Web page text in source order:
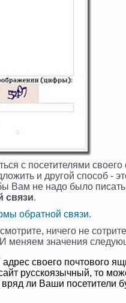
с посетителями
и другой способ -
Вам не надо было
связи.
обратной связи.
ничего не
меняем значения
адрес своего почтового
русскоязычный, то
вряд ли Ваши посетители